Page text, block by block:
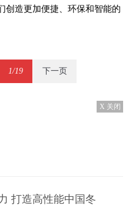
创造更加便捷、环保和智能的
1/19 下一页
X 关闭
打造高性能中国冬